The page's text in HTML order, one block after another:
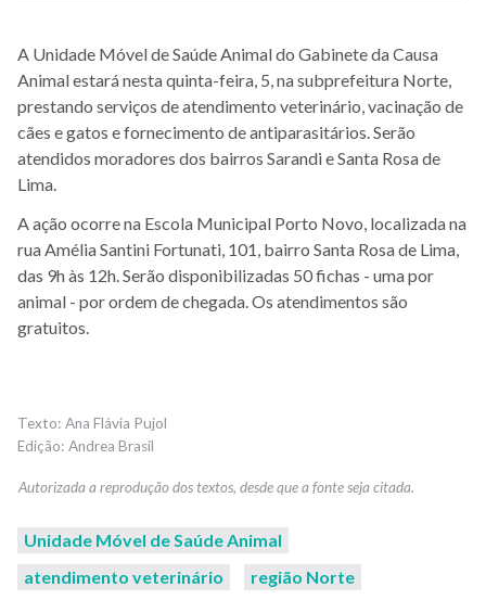
A Unidade Móvel de Saúde Animal do Gabinete da Causa
Animal estará nesta quinta-feira, 5, na subprefeitura Norte,
prestando serviços de atendimento veterinário, vacinação de
cães e gatos e fornecimento de antiparasitários. Serão
atendidos moradores dos bairros Sarandi e Santa Rosa de
Lima.
A ação ocorre na Escola Municipal Porto Novo, localizada na
rua Amélia Santini Fortunati, 101, bairro Santa Rosa de Lima,
das 9h às 12h. Serão disponibilizadas 50 fichas - uma por
animal - por ordem de chegada. Os atendimentos são
gratuitos.
Ana Flávia Pujol
Andrea Brasil
Unidade Móvel de Saúde Animal
atendimento veterinário
região Norte